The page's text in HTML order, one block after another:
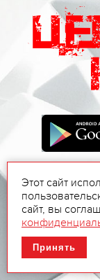
Этот сайт
сайт, вы
Принять